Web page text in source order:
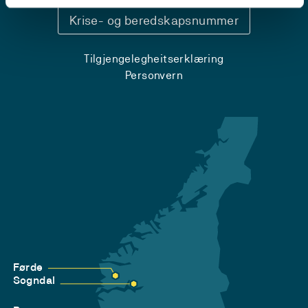
Krise- og beredskapsnummer
Tilgjengelegheitserklæring
Personvern
Førde
Sogndal